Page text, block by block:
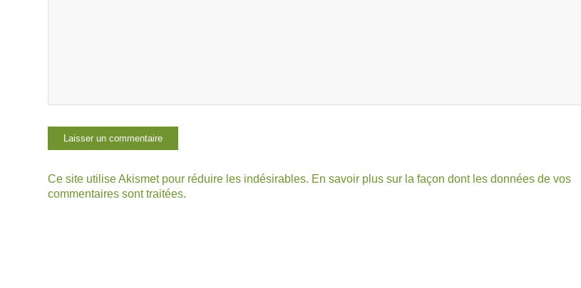
Ce site utilise Akismet pour réduire les indésirables. En savoir plus sur la façon dont les données de vos
commentaires sont traitées.